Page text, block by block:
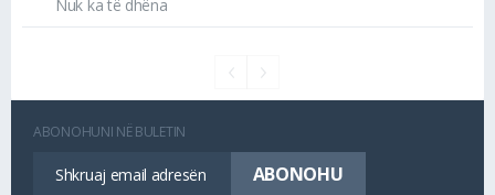
Nuk ka të dhëna
ABONOHUNI NË BULETIN